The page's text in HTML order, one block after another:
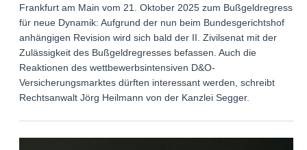
Frankfurt am Main vom 21. Oktober 2025 zum Bußgeldregress
für neue Dynamik: Aufgrund der nun beim Bundesgerichtshof
anhängigen Revision wird sich bald der II. Zivilsenat mit der
Zulässigkeit des Bußgeldregresses befassen. Auch die
Reaktionen des wettbewerbsintensiven D&O-
Versicherungsmarktes dürften interessant werden, schreibt
Rechtsanwalt Jörg Heilmann von der Kanzlei Segger.